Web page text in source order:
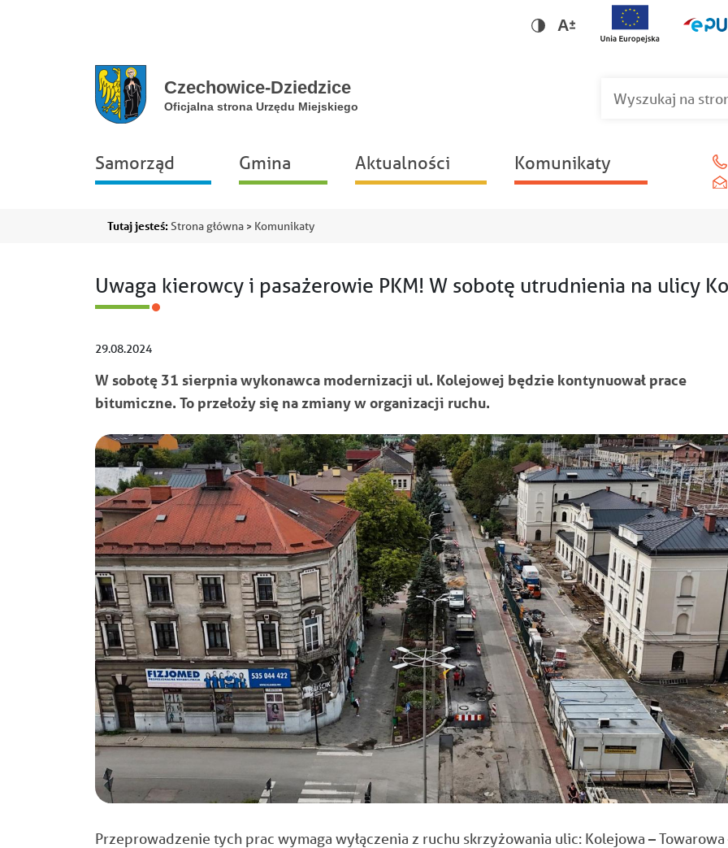
Wersja kontrastowa
Wersja dla niedowidzących
Główna
nawigacja
Samorząd Gmina Aktualności Komunikaty
Ścieżka
Tutaj jesteś: Strona główna Komunikaty
Uwaga kierowcy i pasażerowie PKM! W sobotę utrudnienia na ulicy
29.08.2024
W sobotę 31 sierpnia wykonawca modernizacji ul. Kolejowej będzie kontynuował prace
bitumiczne. To przełoży się na zmiany w organizacji ruchu.
Przeprowadzenie tych prac wymaga wyłączenia z ruchu skrzyżowania ulic: Kolejowa – Towarowa